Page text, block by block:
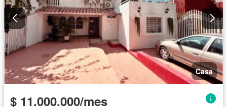
Casa
$ 11.000.000/mes